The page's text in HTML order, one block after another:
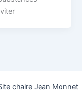
chaire Jean Monnet